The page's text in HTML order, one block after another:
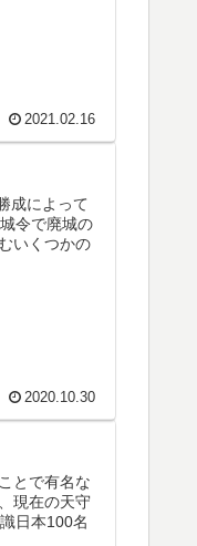
2021.02.16
成によって
令で廃城の
いくつかの
2020.10.30
とで有名な
現在の天守
日本100名